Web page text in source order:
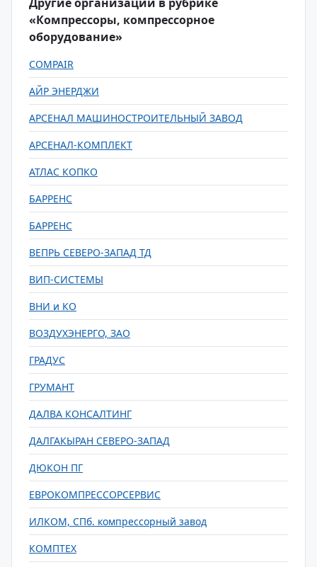
«Компрессоры, компрессорное
оборудование»
COMPAIR
АЙР ЭНЕРДЖИ
АРСЕНАЛ МАШИНОСТРОИТЕЛЬНЫЙ ЗАВОД
АРСЕНАЛ-КОМПЛЕКТ
АТЛАС КОПКО
БАРРЕНС
БАРРЕНС
ВЕПРЬ СЕВЕРО-ЗАПАД ТД
ВИП-СИСТЕМЫ
ВНИ и КО
ВОЗДУХЭНЕРГО, ЗАО
ГРАДУС
ГРУМАНТ
ДАЛВА КОНСАЛТИНГ
ДАЛГАКЫРАН СЕВЕРО-ЗАПАД
ДЮКОН ПГ
ЕВРОКОМПРЕССОРСЕРВИС
ИЛКОМ, СПб. компрессорный завод
КОМПТЕХ